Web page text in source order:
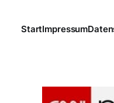
StartImpressum